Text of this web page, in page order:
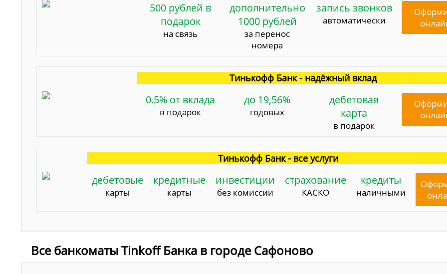
500 рублей в
подарок
на связь
дополнительно
1000 рублей
за перенос
номера
запись звонков
автоматически
Тинькофф Банк - надёжный вклад
0.5% от вклада
в подарок
до 19,56%
годовых
дебетовая
карта
в подарок
Тинькофф Банк - все услуги
дебетовые
карты
кредитные
карты
инвестиции
без комиссии
страхование
КАСКО
кредиты
наличными
Все банкоматы Tinkoff Банка в городе Сафоново